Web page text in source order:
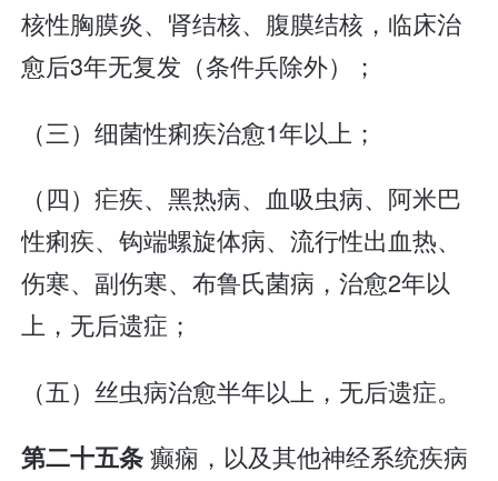
核性胸膜炎、肾结核、腹膜结核，临床治
愈后3年无复发（条件兵除外）；
（三）细菌性痢疾治愈1年以上；
（四）疟疾、黑热病、血吸虫病、阿米巴
性痢疾、钩端螺旋体病、流行性出血热、
伤寒、副伤寒、布鲁氏菌病，治愈2年以
上，无后遗症；
（五）丝虫病治愈半年以上，无后遗症。
第二十五条癫痫，以及其他神经系统疾病